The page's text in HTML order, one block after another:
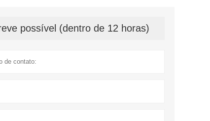
possível (dentro de 12 horas)